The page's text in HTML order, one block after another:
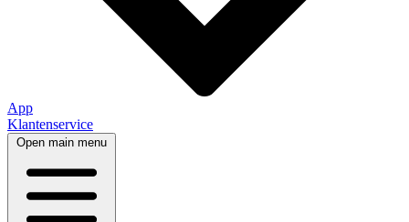
App
Klantenservice
Open main menu